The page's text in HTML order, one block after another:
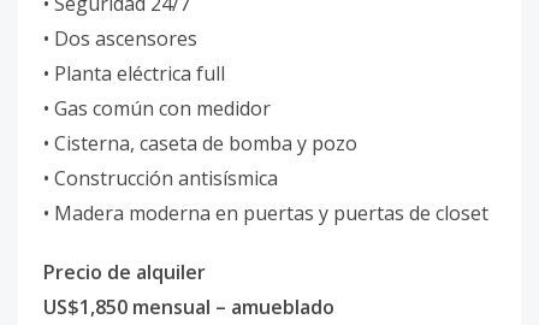
• Dos ascensores
• Planta eléctrica full
• Gas común con medidor
• Cisterna, caseta de bomba y pozo
• Construcción antisísmica
• Madera moderna en puertas y puertas de closet
Precio de alquiler
US$1,850 mensual – amueblado